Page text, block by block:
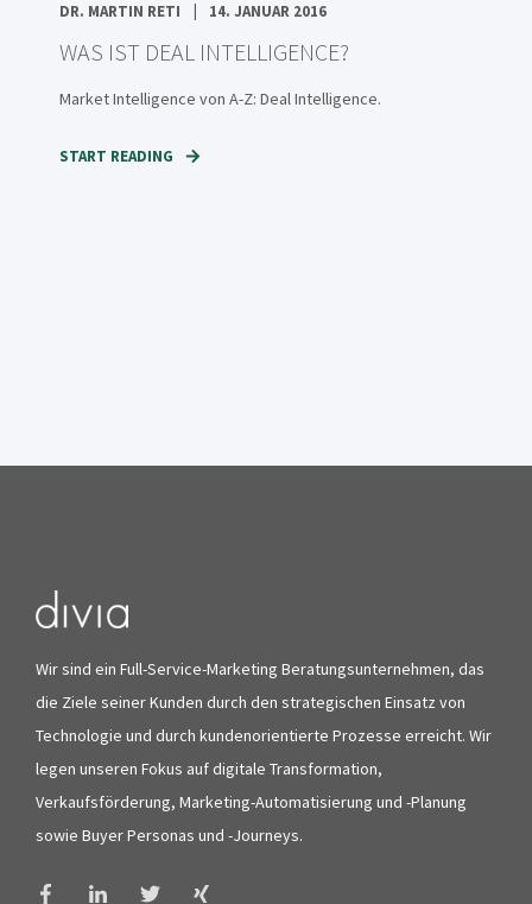
DR. MARTIN RETI 14. JANUAR 2016
WAS IST DEAL INTELLIGENCE?
Market Intelligence von A-Z: Deal Intelligence.
START READING
Wir sind ein Full-Service-Marketing Beratungsunternehmen, das
die Ziele seiner Kunden durch den strategischen Einsatz von
Technologie und durch kundenorientierte Prozesse erreicht. Wir
legen unseren Fokus auf digitale Transformation,
Verkaufsförderung, Marketing-Automatisierung und -Planung
sowie Buyer Personas und -Journeys.